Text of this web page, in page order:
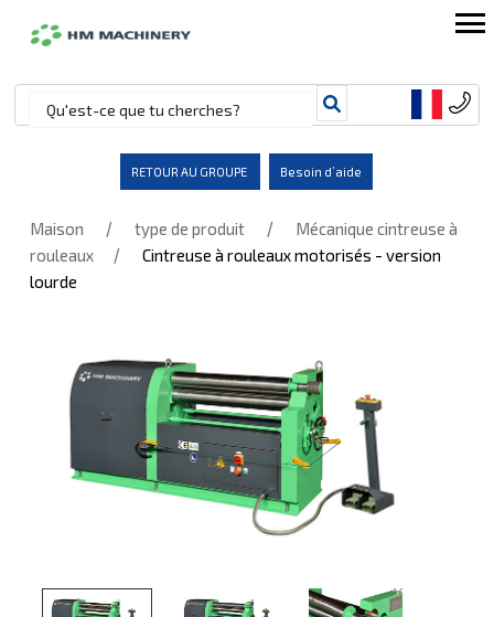
RETOUR AU GROUPE Besoin d’aide
Maison / type de produit /
Mécanique cintreuse à
rouleaux
/
Cintreuse à rouleaux motorisés - version
lourde